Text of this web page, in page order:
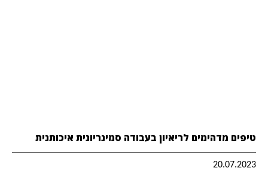
טיפים מדהימים לריאיון בעבודה סמינריונית איכותנית
20.07.2023